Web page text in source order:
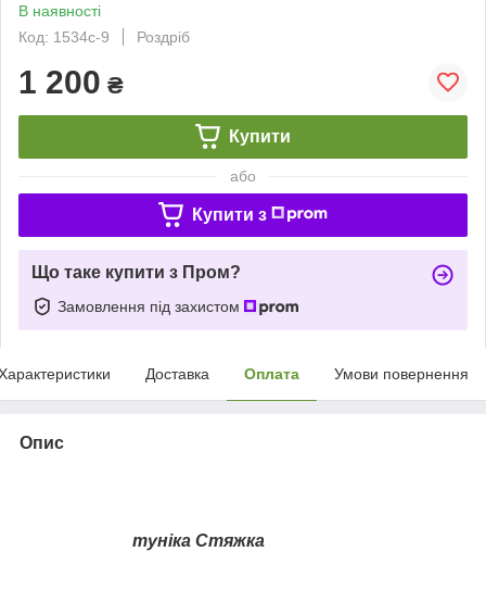
В наявності
Код: 1534с-9
Роздріб
1 200 ₴
Купити
або
Купити з
Що таке купити з Пром?
Замовлення під захистом
Доставка Оплата Умови повернення
Опис
туніка Стяжка